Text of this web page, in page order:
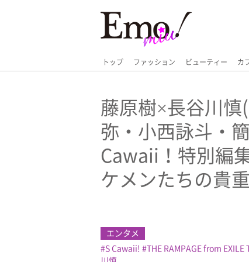
トップ ファッション ビューティー カ
藤原樹×長谷川慎
弥・小西詠斗・
Cawaii！特別編
ケメンたちの貴
エンタメ
S Cawaii!
THE RAMPAGE from EXILE